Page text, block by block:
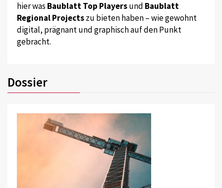
hier was Baublatt Top Playersund Baublatt
Regional Projectszu bieten haben – wie gewohnt
digital, prägnant und graphisch auf den Punkt
gebracht.
Dossier